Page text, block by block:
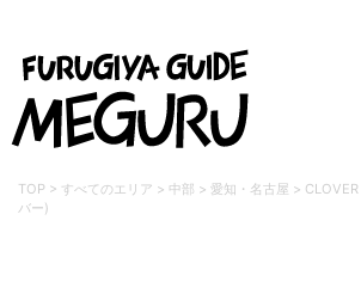
TOP > すべてのエリア > 中部 > 愛知・名古屋 >
バー)